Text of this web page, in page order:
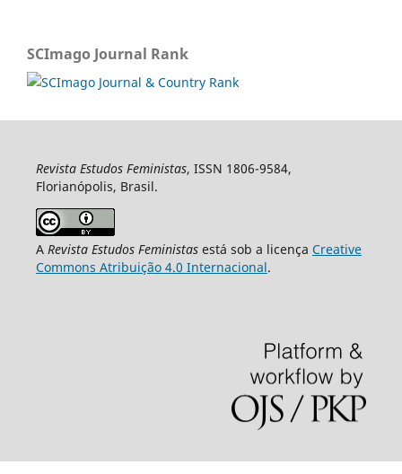
SCImago Journal Rank
Revista Estudos Feministas, ISSN 1806-9584,
Florianópolis, Brasil.
A Revista Estudos Feministasestá sob a licença Creative
Commons Atribuição 4.0 Internacional.